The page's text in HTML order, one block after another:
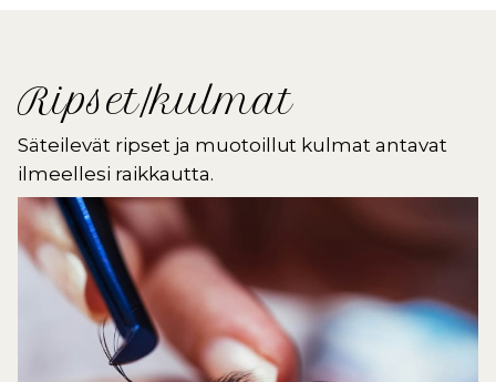
Ripset/kulmat
Säteilevät ripset ja muotoillut kulmat antavat
ilmeellesi raikkautta.